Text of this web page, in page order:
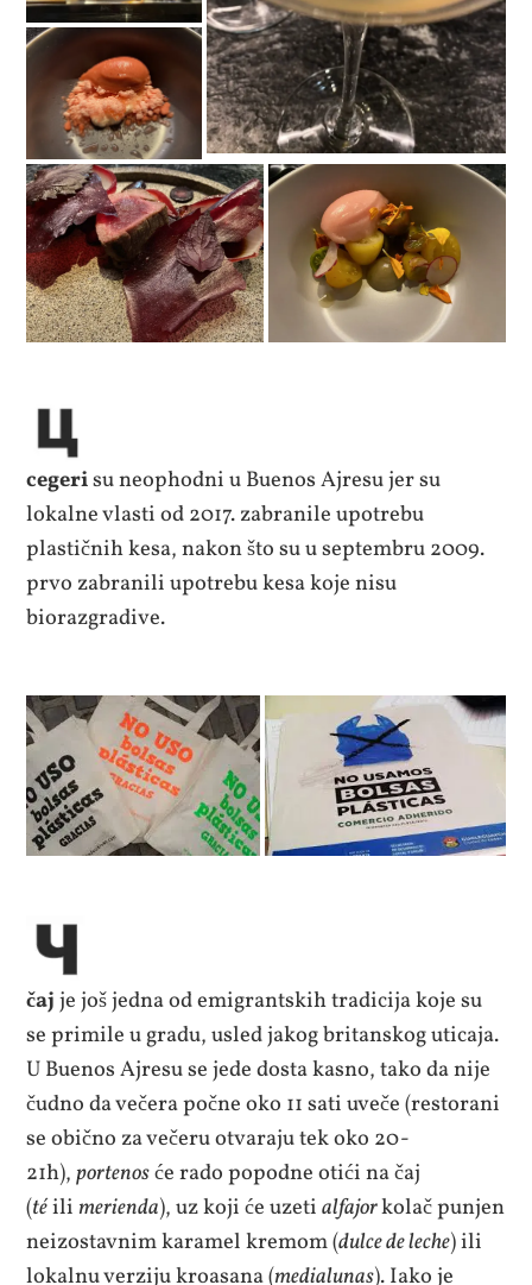
cegerisu neophodni u Buenos Ajresu jer su
lokalne vlasti od 2017. zabranile upotrebu
plastičnih kesa, nakon što su u septembru 2009.
prvo zabranili upotrebu kesa koje nisu
biorazgradive.
čajje još jedna od emigrantskih tradicija koje su
se primile u gradu, usled jakog britanskog uticaja.
U Buenos Ajresu se jede dosta kasno, tako da nije
čudno da večera počne oko 11 sati uveče (restorani
se obično za večeru otvaraju tek oko 20-
21h),portenosće rado popodne otići na čaj
(téili merienda), uz koji će uzetialfajorkolač punjen
neizostavnim karamel kremom (dulce de leche) ili
lokalnu verziju kroasana (medialunas). Iako je